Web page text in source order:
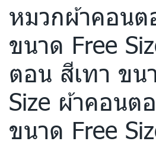
หมวกผ้าคอนต
ขนาด Free
ตอน สีเทา ขน
Size ผ้าคอนต
ขนาด Free